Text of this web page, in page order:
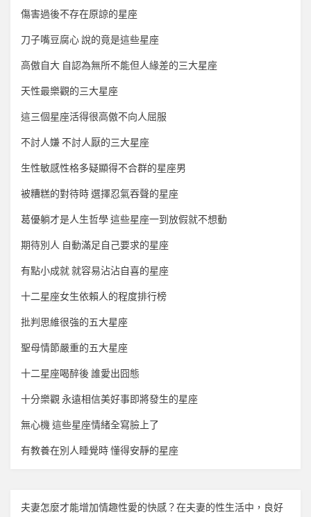
傷害過後不存在原諒的星座
刀子嘴豆腐心 說的竟是這些星座
高傲自大 自認為無所不能但人緣差的三大星座
天性最樂觀的三大星座
這三個星座活得很高傲不向人屈服
不討人嫌 不討人厭的三大星座
生性敏感性格多疑顯得不合群的星座男
被糟糕的對待時 選擇忍氣吞聲的星座
葛優躺才是人生哲學 這些星座一到放假就不想動
期待別人 自動滿足自己要求的星座
有點小成就 就容易沾沾自喜的星座
十二星座女生依賴人的程度排行榜
批判思維很強的五大星座
聖母情節嚴重的五大星座
十二星座喝醉後 誰愛出囧態
十分樂觀 永遠相信美好事即將發生的星座
無心機 這些星座情緒全寫臉上了
有教養在別人睡覺時 懂得安靜的星座
夫妻怎麼才能增加情趣性愛的快感？在夫妻的性生活中，良好